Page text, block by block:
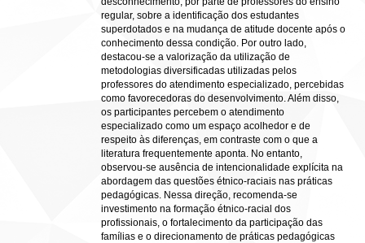
regular, sobre a identificação dos estudantes
superdotados e na mudança de atitude docente após o
conhecimento dessa condição. Por outro lado,
destacou-se a valorização da utilização de
metodologias diversificadas utilizadas pelos
professores do atendimento especializado, percebidas
como favorecedoras do desenvolvimento. Além disso,
os participantes percebem o atendimento
especializado como um espaço acolhedor e de
respeito às diferenças, em contraste com o que a
literatura frequentemente aponta. No entanto,
observou-se ausência de intencionalidade explícita na
abordagem das questões étnico-raciais nas práticas
pedagógicas. Nessa direção, recomenda-se
investimento na formação étnico-racial dos
profissionais, o fortalecimento da participação das
famílias e o direcionamento de práticas pedagógicas